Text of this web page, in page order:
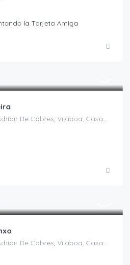
la Tarjeta Amiga
Santradán Nº71 San Adrían De Cobres, Vilaboa, Casas Rurales en Pontevedra, España
Santradán Nº71 San Adrían De Cobres, Vilaboa, Casas Rurales en Pontevedra, España